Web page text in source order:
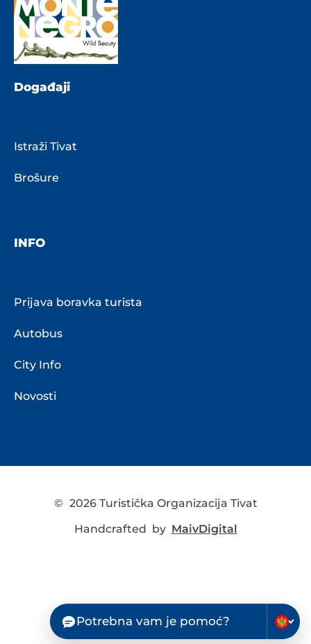
Događaji
Istraži Tivat
Brošure
INFO
Prijava boravka turista
Autobus
City Info
Novosti
© 2026 Turistička Organizacija Tivat
Handcrafted by MaivDigital
Potrebna vam je pomoć?